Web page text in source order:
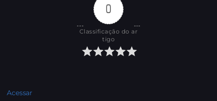
0
Classificação do ar
tigo
Acessar